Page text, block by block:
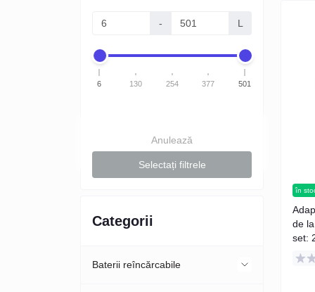
- L
6 130 254 377 501
Anulează
Selectați filtrele
Categorii
Baterii reîncărcabile
în
de
set: